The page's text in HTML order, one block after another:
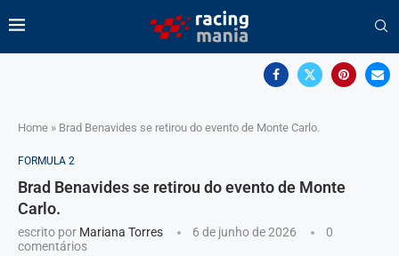
Home » Brad Benavides se retirou do evento de Monte Carlo.
FORMULA 2
Brad Benavides se retirou do evento de Monte
Carlo.
escrito por Mariana Torres 6 de junho de 2026
0
comentários